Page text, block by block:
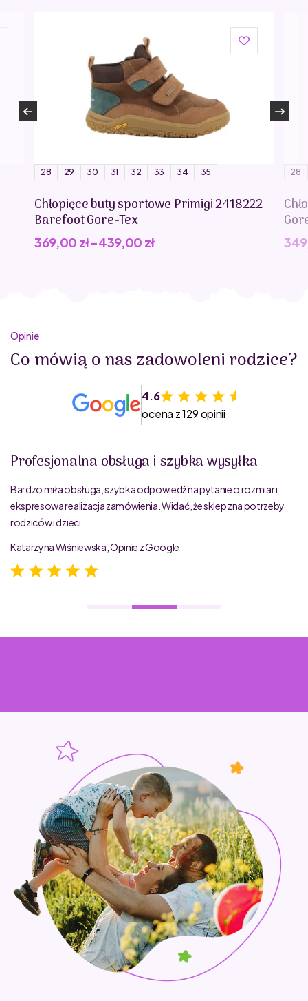
28 29 30 31 32 33 34 35
Chłopięce buty sportowe Primigi 2418222
Barefoot Gore-Tex
369,00 zł–439,00 zł
28
Opinie
Co mówią o nas zadowoleni rodzice?
4.6
ocena z 129 opinii
Profesjonalna obsługa i szybka wysyłka
Bardzo miła obsługa, szybka odpowiedź na pytanie o rozmiar i
ekspresowa realizacja zamówienia. Widać, że sklep zna potrzeby
rodziców i dzieci.
Katarzyna Wiśniewska, Opinie z Google